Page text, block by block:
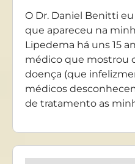
O Dr. Daniel Benitti
que apareceu na
Lipedema há uns 15
médico que mostrou
doença (que
médicos
de tratamento as